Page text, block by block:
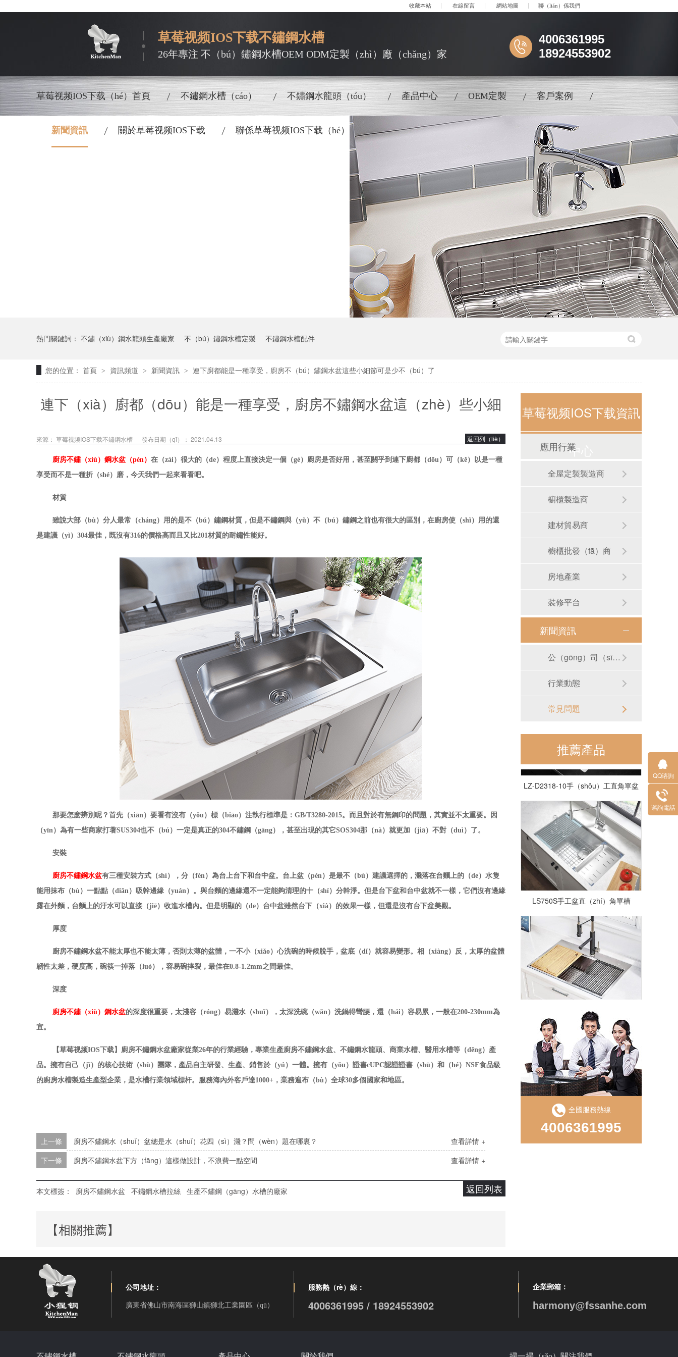
收藏本站 在線留言 網站地圖 聯（lián）係我們
草莓视频IOS下载不鏽鋼水槽
26年專注 不（bú）鏽鋼水槽OEM ODM定製（zhì）廠（chǎng）家
4006361995
18924553902
草莓视频IOS下载（hé）首頁 不鏽鋼水槽（cáo） 不鏽鋼水龍頭（tóu） 產品中心 OEM定製 客戶案例
新聞資訊 關於草莓视频IOS下载 聯係草莓视频IOS下载（hé）
熱門關鍵詞： 不鏽（xiù）鋼水龍頭生產廠家 不（bú）鏽鋼水槽定製 不鏽鋼水槽配件
您的位置： 首頁 > 資訊頻道 > 新聞資訊 > 連下廚都能是一種享受，廚房不（bú）鏽鋼水盆這些小細節可是少不（bú）了
連下（xià）廚都（dōu）能是一種享受，廚房不鏽鋼水盆這（zhè）些小細
返回列（liè）
來源： 草莓视频IOS下载不鏽鋼水槽 發布日期（qī）： 2021.04.13
廚房不鏽（xiù）鋼水盆（pén） 在（zài）很大的（de）程度上直接決定一個（gè）廚房是否好用，甚至關乎到連下廚都（dōu）可（kě）以是一種
享受而不是一種折（shé）磨，今天我們一起來看看吧。
材質
雖說大部（bù）分人最常（cháng）用的是不（bú）鏽鋼材質，但是不鏽鋼與（yǔ）不（bú）鏽鋼之前也有很大的區別，在廚房使（shǐ）用的還
是建議（yì） 304最佳，既沒有316的價格高而且又比201材質的耐鏽性能好。
那要怎麽辨別呢 ？首先（xiān）要看有沒有（yǒu）標（biāo）注執行標準是： GB/T3280-2015。 而且對於有無鋼印的問題，其實並不太重要。因
（yīn）為有一些商家打著SUS304也不（bú）一定是真正的304不鏽鋼（gāng），甚至出現的其它SOS304那（nà）就更加（jiā）不對（duì）了。
安裝
廚房不鏽鋼水盆有三種安裝方式（shì），分（fèn）為台上台下和台中盆。 台上盆（pén）是最不（bú）建議選擇的，濺落在台麵上的（de）水隻
能用抹布（bù）一點點（diǎn）吸幹邊緣（yuán）。與台麵的邊緣還不一定能夠清理的十（shí）分幹淨。 但是台下盆和台中盆就不一樣，它們沒有邊緣
露在外麵，台麵上的汙水可以直接（jiē）收進水槽內。但是明顯的（de）台中盆雖然台下（xià）的效果一樣，但還是沒有台下盆美觀。
厚度
廚房不鏽鋼水盆不能太厚也不能太薄，否則太薄的盆體，一不小（xiǎo）心洗碗的時候脫手，盆底（dǐ）就容易變形。相（xiàng）反，太厚的盆體
韌性太差，硬度高，碗筷一掉落（luò），容易碗摔裂，最佳在0.8-1.2mm之間最佳。
深度
廚房不鏽（xiù）鋼水盆的深度很重要，太淺容（róng）易濺水（shuǐ），太深洗碗（wǎn）洗鍋得彎腰，還（hái）容易累，一般在200-230mm為
宜。
【草莓视频IOS下载】廚房不鏽鋼水盆廠家從業26年的行業經驗，專業生產廚房不鏽鋼水盆、不鏽鋼水龍頭、商業水槽、醫用水槽等（děng）產
品。擁有自己（jǐ）的核心技術（shù）團隊，產品自主研發、生產、銷售於（yú）一體。擁有（yǒu）證書cUPC認證證書（shū）和（hé）NSF食品級
的廚房水槽製造生產型企業，是水槽行業領域標杆。服務海內外客戶達1000+，業務遍布（bù）全球30多個國家和地區。
查看詳情 +
上一條
廚房不鏽鋼水（shuǐ）盆總是水（shuǐ）花四（sì）濺？問（wèn）題在哪裏？
查看詳情 +
下一條 廚房不鏽鋼水盆下方（fāng）這樣做設計，不浪費一點空間
返回列表
本文標簽： 廚房不鏽鋼水盆 不鏽鋼水槽拉絲 生產不鏽鋼（gāng）水槽的廠家
【相關推薦】
草莓视频IOS下载資訊
中心
應用行業
全屋定製製造商
櫥櫃製造商
建材貿易商
櫥櫃批發（fā）商
房地產業
裝修平台
新聞資訊
公（gōng）司（sī）動態
行業動態
常見問題
推薦產品
RB-S01手工圓形洗手盆
LD750S手工直角單盆
LS850D手工盆直角雙槽
LR-S3319-10手工雙角雙盆（pén）
全國服務熱線
4006361995
公司地址：
廣東省佛山市南海區獅山鎮獅北工業園區（qū）
服務熱（rè）線：
4006361995 / 18924553902
企業郵箱：
harmony@fssanhe.com
QQ谘詢
谘詢電話